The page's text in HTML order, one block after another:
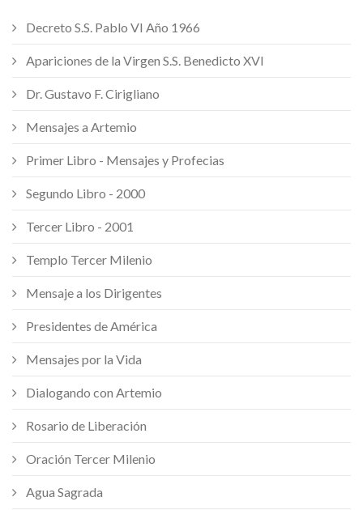
Decreto S.S. Pablo VI Año 1966
Apariciones de la Virgen S.S. Benedicto XVI
Dr. Gustavo F. Cirigliano
Mensajes a Artemio
Primer Libro - Mensajes y Profecias
Segundo Libro - 2000
Tercer Libro - 2001
Templo Tercer Milenio
Mensaje a los Dirigentes
Presidentes de América
Mensajes por la Vida
Dialogando con Artemio
Rosario de Liberación
Oración Tercer Milenio
Agua Sagrada